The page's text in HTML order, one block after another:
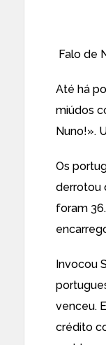
Falo de
Até há
miúdos
Nuno!».
Os
derrotou
foram
Invocou
venceu.
crédito